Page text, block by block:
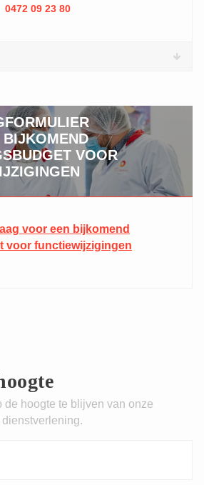
0472 09 23 80
testing whether or not you are
VOOR
voor een bijkomend
voor functiewijzigingen
de hoogte te blijven van onze